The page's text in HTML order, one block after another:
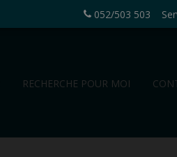
052/503 503
RECHERCHE POUR MOI